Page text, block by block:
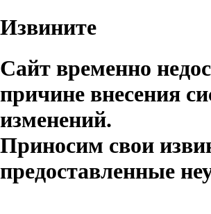
Извините
Сайт временно
причине внесения
изменений.
Приносим свои
предоставленные